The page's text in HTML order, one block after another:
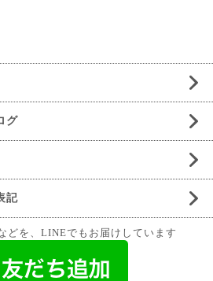
グ
記
どを、LINEでもお届けしています